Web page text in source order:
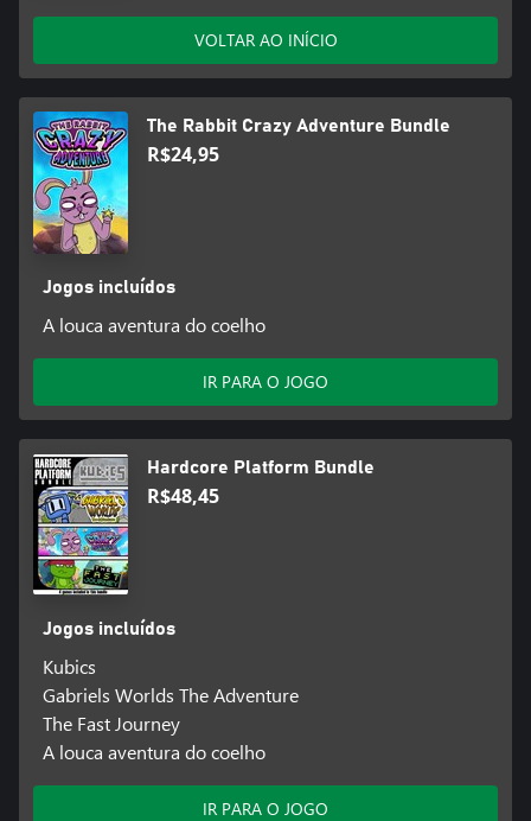
VOLTAR AO INÍCIO
The Rabbit Crazy Adventure Bundle
R$24,95
Jogos incluídos
A louca aventura do coelho
IR PARA O JOGO
Hardcore Platform Bundle
R$48,45
Jogos incluídos
Kubics
Gabriels Worlds The Adventure
The Fast Journey
A louca aventura do coelho
IR PARA O JOGO